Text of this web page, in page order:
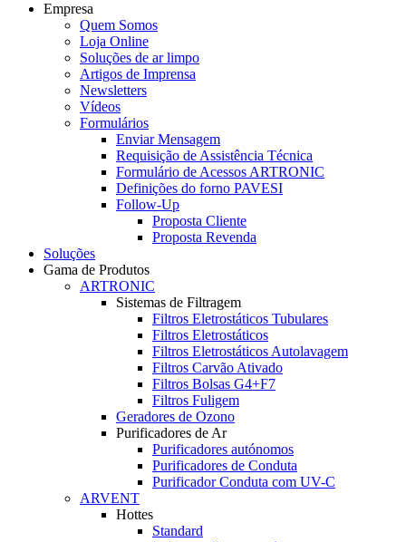
Empresa
Quem Somos
Loja Online
Soluções de ar limpo
Artigos de Imprensa
Newsletters
Vídeos
Formulários
Enviar Mensagem
Requisição de Assistência Técnica
Formulário de Acessos ARTRONIC
Definições do forno PAVESI
Follow-Up
Proposta Cliente
Proposta Revenda
Soluções
Gama de Produtos
ARTRONIC
Sistemas de Filtragem
Filtros Eletrostáticos Tubulares
Filtros Eletrostáticos
Filtros Eletrostáticos Autolavagem
Filtros Carvão Ativado
Filtros Bolsas G4+F7
Filtros Fuligem
Geradores de Ozono
Purificadores de Ar
Purificadores autónomos
Purificadores de Conduta
Purificador Conduta com UV-C
ARVENT
Hottes
Standard